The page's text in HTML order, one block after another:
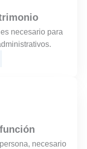
necesario para
necesario